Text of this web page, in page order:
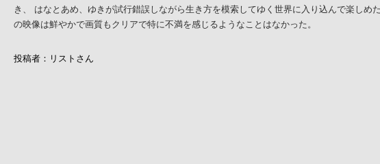
き、 はなとあめ、ゆきが試行錯誤しながら生き方を模索してゆく世界に入り込んで楽しめ
の映像は鮮やかで画質もクリアで特に不満を感じるようなことはなかった。
投稿者：リストさん